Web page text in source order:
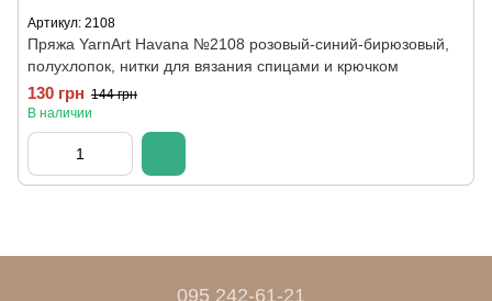
Артикул: 2108
Пряжа YarnArt Havana №2108 розовый-синий-бирюзовый,
полухлопок, нитки для вязания спицами и крючком
130 грн 144 грн
В наличии
095 242-61-21